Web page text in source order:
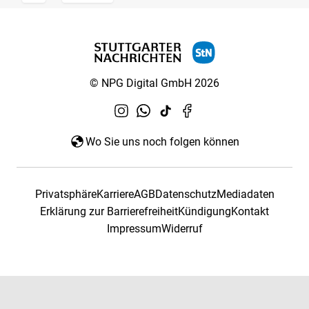
© NPG Digital GmbH 2026
Wo Sie uns noch folgen können
PrivatsphäreKarriereAGBDatenschutzMediadaten
Erklärung zur BarrierefreiheitKündigungKontakt
ImpressumWiderruf